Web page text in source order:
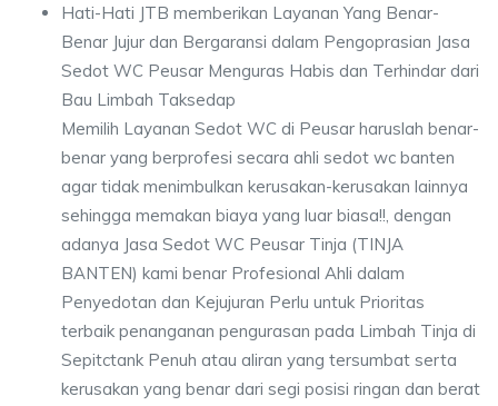
Hati-Hati JTB memberikan Layanan Yang Benar-
Benar Jujur dan Bergaransi dalam Pengoprasian Jasa
Sedot WC Peusar Menguras Habis dan Terhindar dari
Bau Limbah Taksedap
Memilih Layanan Sedot WC di Peusar haruslah benar-
benar yang berprofesi secara ahli sedot wc banten
agar tidak menimbulkan kerusakan-kerusakan lainnya
sehingga memakan biaya yang luar biasa!!, dengan
adanya Jasa Sedot WC Peusar Tinja (TINJA
BANTEN) kami benar Profesional Ahli dalam
Penyedotan dan Kejujuran Perlu untuk Prioritas
terbaik penanganan pengurasan pada Limbah Tinja di
Sepitctank Penuh atau aliran yang tersumbat serta
kerusakan yang benar dari segi posisi ringan dan berat